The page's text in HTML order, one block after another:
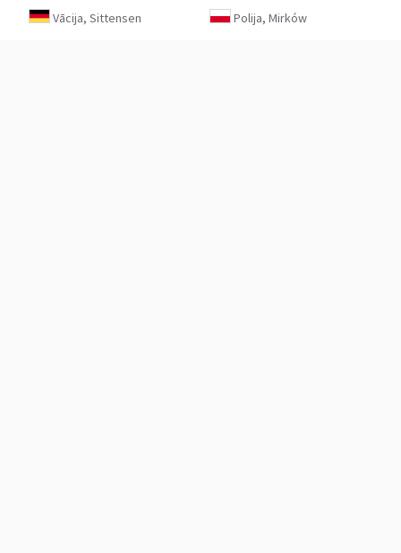
Vācija, Sittensen
Polija, Mirków